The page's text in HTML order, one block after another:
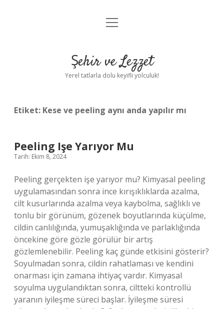
Anasayfa
Yasal Uyarı
menüyü
Şehir ve Lezzet
Yerel tatlarla dolu keyifli yolculuk!
Etiket: Kese ve peeling aynı anda yapılır mı
Peeling Işe Yarıyor Mu
Tarih: Ekim 8, 2024
Peeling gerçekten işe yarıyor mu? Kimyasal peeling
uygulamasından sonra ince kırışıklıklarda azalma,
cilt kusurlarında azalma veya kaybolma, sağlıklı ve
tonlu bir görünüm, gözenek boyutlarında küçülme,
cildin canlılığında, yumuşaklığında ve parlaklığında
öncekine göre gözle görülür bir artış
gözlemlenebilir. Peeling kaç günde etkisini gösterir?
Soyulmadan sonra, cildin rahatlaması ve kendini
onarması için zamana ihtiyaç vardır. Kimyasal
soyulma uygulandıktan sonra, ciltteki kontrollü
yaranın iyileşme süreci başlar. İyileşme süresi